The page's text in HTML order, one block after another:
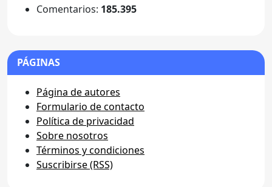
Comentarios: 185.395
PÁGINAS
Página de autores
Formulario de contacto
Política de privacidad
Sobre nosotros
Términos y condiciones
Suscribirse (RSS)